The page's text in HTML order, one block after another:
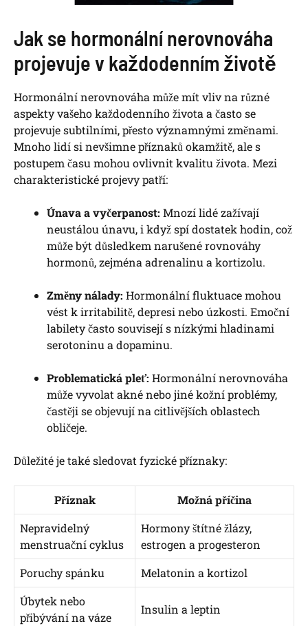
Jak se hormonální nerovnováha
projevuje v každodenním životě
Hormonální nerovnováha může mít vliv na různé
aspekty vašeho každodenního života a často se
projevuje subtilními, přesto významnými změnami.
Mnoho lidí si nevšimne příznaků okamžitě, ale s
postupem času mohou ovlivnit kvalitu života. Mezi
charakteristické projevy patří:
Únava a vyčerpanost: Mnozí lidé zažívají
neustálou únavu, i když spí dostatek hodin, což
může být důsledkem narušené rovnováhy
hormonů, zejména adrenalinu a kortizolu.
Změny nálady: Hormonální fluktuace mohou
vést k irritabilitě, depresi nebo úzkosti. Emoční
labilety často souvisejí s nízkými hladinami
serotoninu a dopaminu.
Problematická pleť: Hormonální nerovnováha
může vyvolat akné nebo jiné kožní problémy,
častěji se objevují na citlivějších oblastech
obličeje.
Důležité je také sledovat fyzické příznaky:
Příznak
Možná příčina
Nepravidelný
menstruační cyklus
Hormony štítné žlázy,
estrogen a progesteron
Poruchy spánku
Melatonin a kortizol
Úbytek nebo
přibývání na váze
Insulin a leptin